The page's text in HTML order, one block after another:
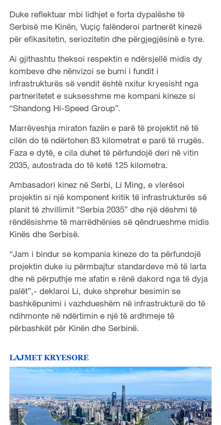
Duke reflektuar mbi lidhjet e forta dypalëshe të
Serbisë me Kinën, Vuçiç falënderoi partnerët kinezë
për efikasitetin, seriozitetin dhe përgjegjësinë e tyre.
Ai gjithashtu theksoi respektin e ndërsjellë midis dy
kombeve dhe nënvizoi se bumi i fundit i
infrastrukturës së vendit është nxitur kryesisht nga
partneritetet e suksesshme me kompani kineze si
“Shandong Hi-Speed ​​Group”.
Marrëveshja miraton fazën e parë të projektit në të
cilën do të ndërtohen 83 kilometrat e parë të rrugës.
Faza e dytë, e cila duhet të përfundojë deri në vitin
2035, autostrada do të ketë 125 kilometra.
Ambasadori kinez në Serbi, Li Ming, e vlerësoi
projektin si një komponent kritik të infrastrukturës së
planit të zhvillimit “Serbia 2035” dhe një dëshmi të
rëndësishme të marrëdhënies së qëndrueshme midis
Kinës dhe Serbisë.
“Jam i bindur se kompania kineze do ta përfundojë
projektin duke iu përmbajtur standardeve më të larta
dhe në përputhje me afatin e rënë dakord nga të dyja
palët”,- deklaroi Li, duke shprehur besimin se
bashkëpunimi i vazhdueshëm në infrastrukturë do të
ndihmonte në ndërtimin e një të ardhmeje të
përbashkët për Kinën dhe Serbinë.
LAJMET KRYESORE